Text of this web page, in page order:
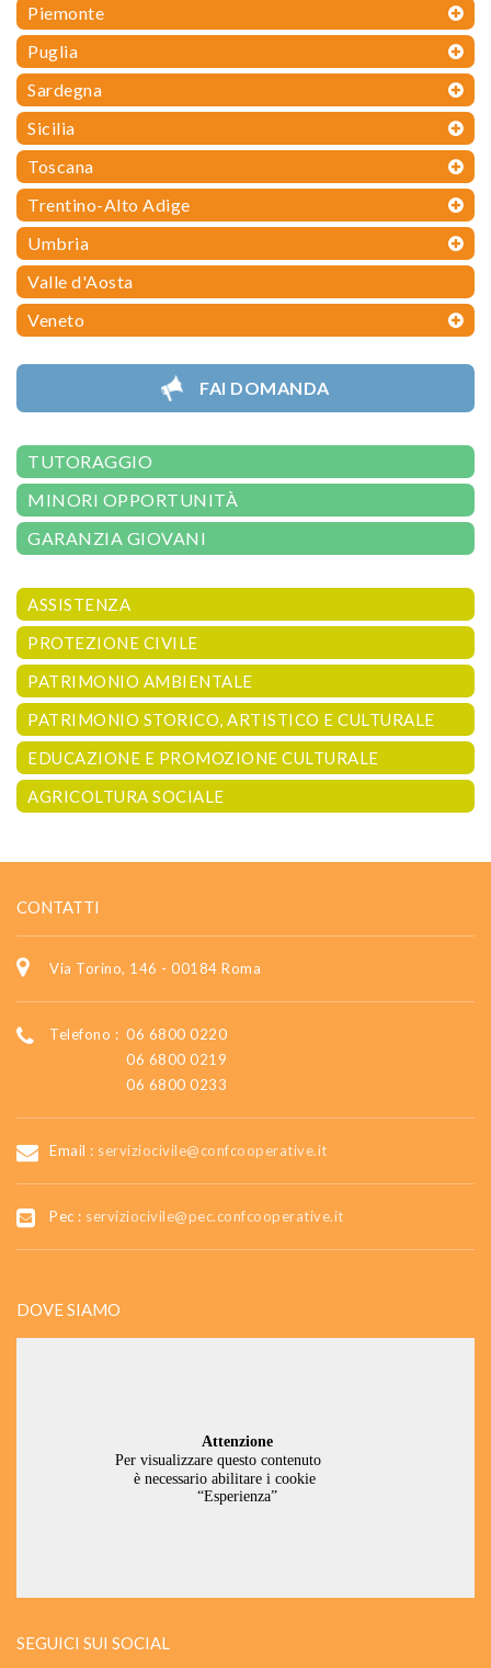
Piemonte
Puglia
Sardegna
Sicilia
Toscana
Trentino-Alto Adige
Umbria
Valle d'Aosta
Veneto
FAI DOMANDA
TUTORAGGIO
MINORI OPPORTUNITÀ
GARANZIA GIOVANI
ASSISTENZA
PROTEZIONE CIVILE
PATRIMONIO AMBIENTALE
PATRIMONIO STORICO, ARTISTICO E CULTURALE
EDUCAZIONE E PROMOZIONE CULTURALE
AGRICOLTURA SOCIALE
CONTATTI
Via Torino, 146 - 00184 Roma
Telefono : 06 6800 0220
06 6800 0219
06 6800 0233
Email : serviziocivile@confcooperative.it
Pec : serviziocivile@pec.confcooperative.it
DOVE SIAMO
SEGUICI SUI SOCIAL